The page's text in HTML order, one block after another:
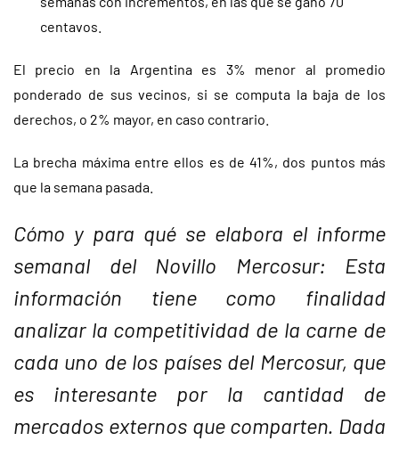
centavos.
El precio en la Argentina es 3% menor al promedio
ponderado de sus vecinos, si se computa la baja de los
derechos, o 2% mayor, en caso contrario.
La brecha máxima entre ellos es de 41%, dos puntos más
que la semana pasada.
Cómo y para qué se elabora el informe
semanal del Novillo Mercosur: Esta
información tiene como finalidad
analizar la competitividad de la carne de
cada uno de los países del Mercosur, que
es interesante por la cantidad de
mercados externos que comparten. Dada